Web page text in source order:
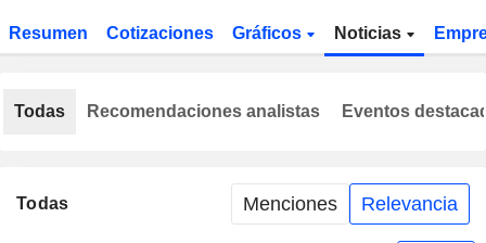
Resumen Cotizaciones Gráficos Noticias
Todas Menciones Relevancia
Todas Recomendaciones analistas Eventos